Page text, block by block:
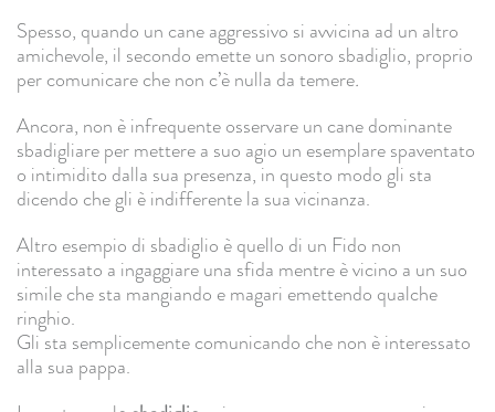
Spesso, quando un cane aggressivo si avvicina ad un altro
amichevole, il secondo emette un sonoro sbadiglio, proprio
per comunicare che non c’è nulla da temere.
Ancora, non è infrequente osservare un cane dominante
sbadigliare per mettere a suo agio un esemplare spaventato
o intimidito dalla sua presenza, in questo modo gli sta
dicendo che gli è indifferente la sua vicinanza.
Altro esempio di sbadiglio è quello di un Fido non
interessato a ingaggiare una sfida mentre è vicino a un suo
simile che sta mangiando e magari emettendo qualche
ringhio.
Gli sta semplicemente comunicando che non è interessato
alla sua pappa.